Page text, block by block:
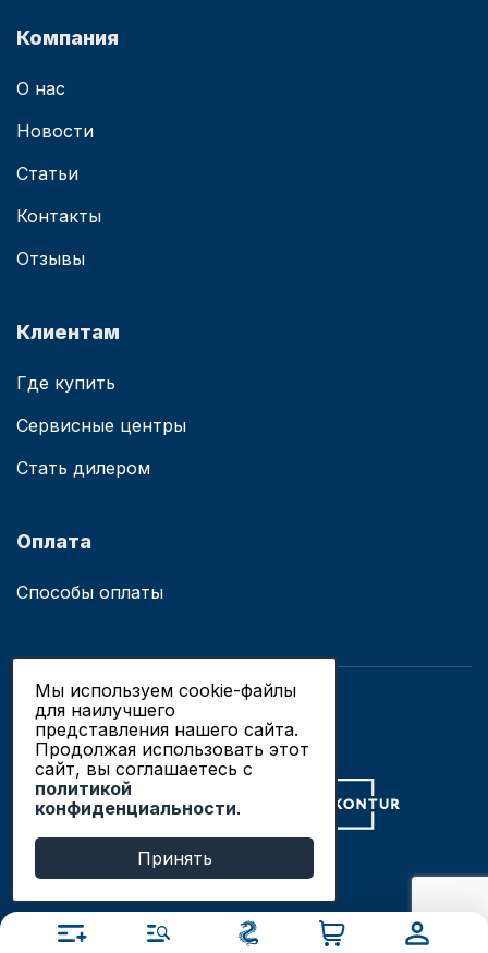
Компания
О нас
Новости
Статьи
Контакты
Отзывы
Клиентам
Где купить
Сервисные центры
Стать дилером
Оплата
Способы оплаты
© 2019 - 2026 ООО «Сианово»
Политика конфиденциальности
Разработка сайтов в Новосибирске
Продвижение сайтов
Мы используем cookie-файлы
для наилучшего
представления нашего сайта.
Продолжая использовать этот
сайт, вы соглашаетесь c
политикой
конфиденциальности.
Принять